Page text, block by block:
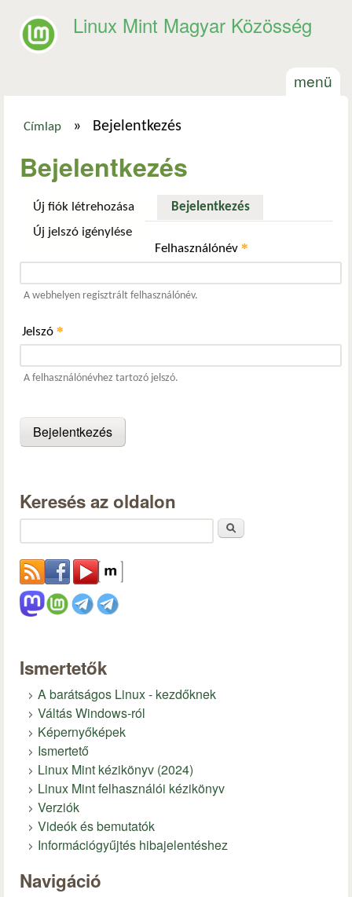
Linux Mint Magyar Közösség
menü
Címlap » Bejelentkezés
Bejelentkezés
Új fiók létrehozása Bejelentkezés(aktív fül)
Új jelszó igénylése
Felhasználónév*
A webhelyen regisztrált felhasználónév.
Jelszó *
A felhasználónévhez tartozó jelszó.
Keresés az oldalon
Ismertetők
A barátságos Linux - kezdőknek
Váltás Windows-ról
Képernyőképek
Ismertető
Linux Mint kézikönyv (2024)
Linux Mint felhasználói kézikönyv
Verziók
Videók és bemutatók
Információgyűjtés hibajelentéshez
Navigáció